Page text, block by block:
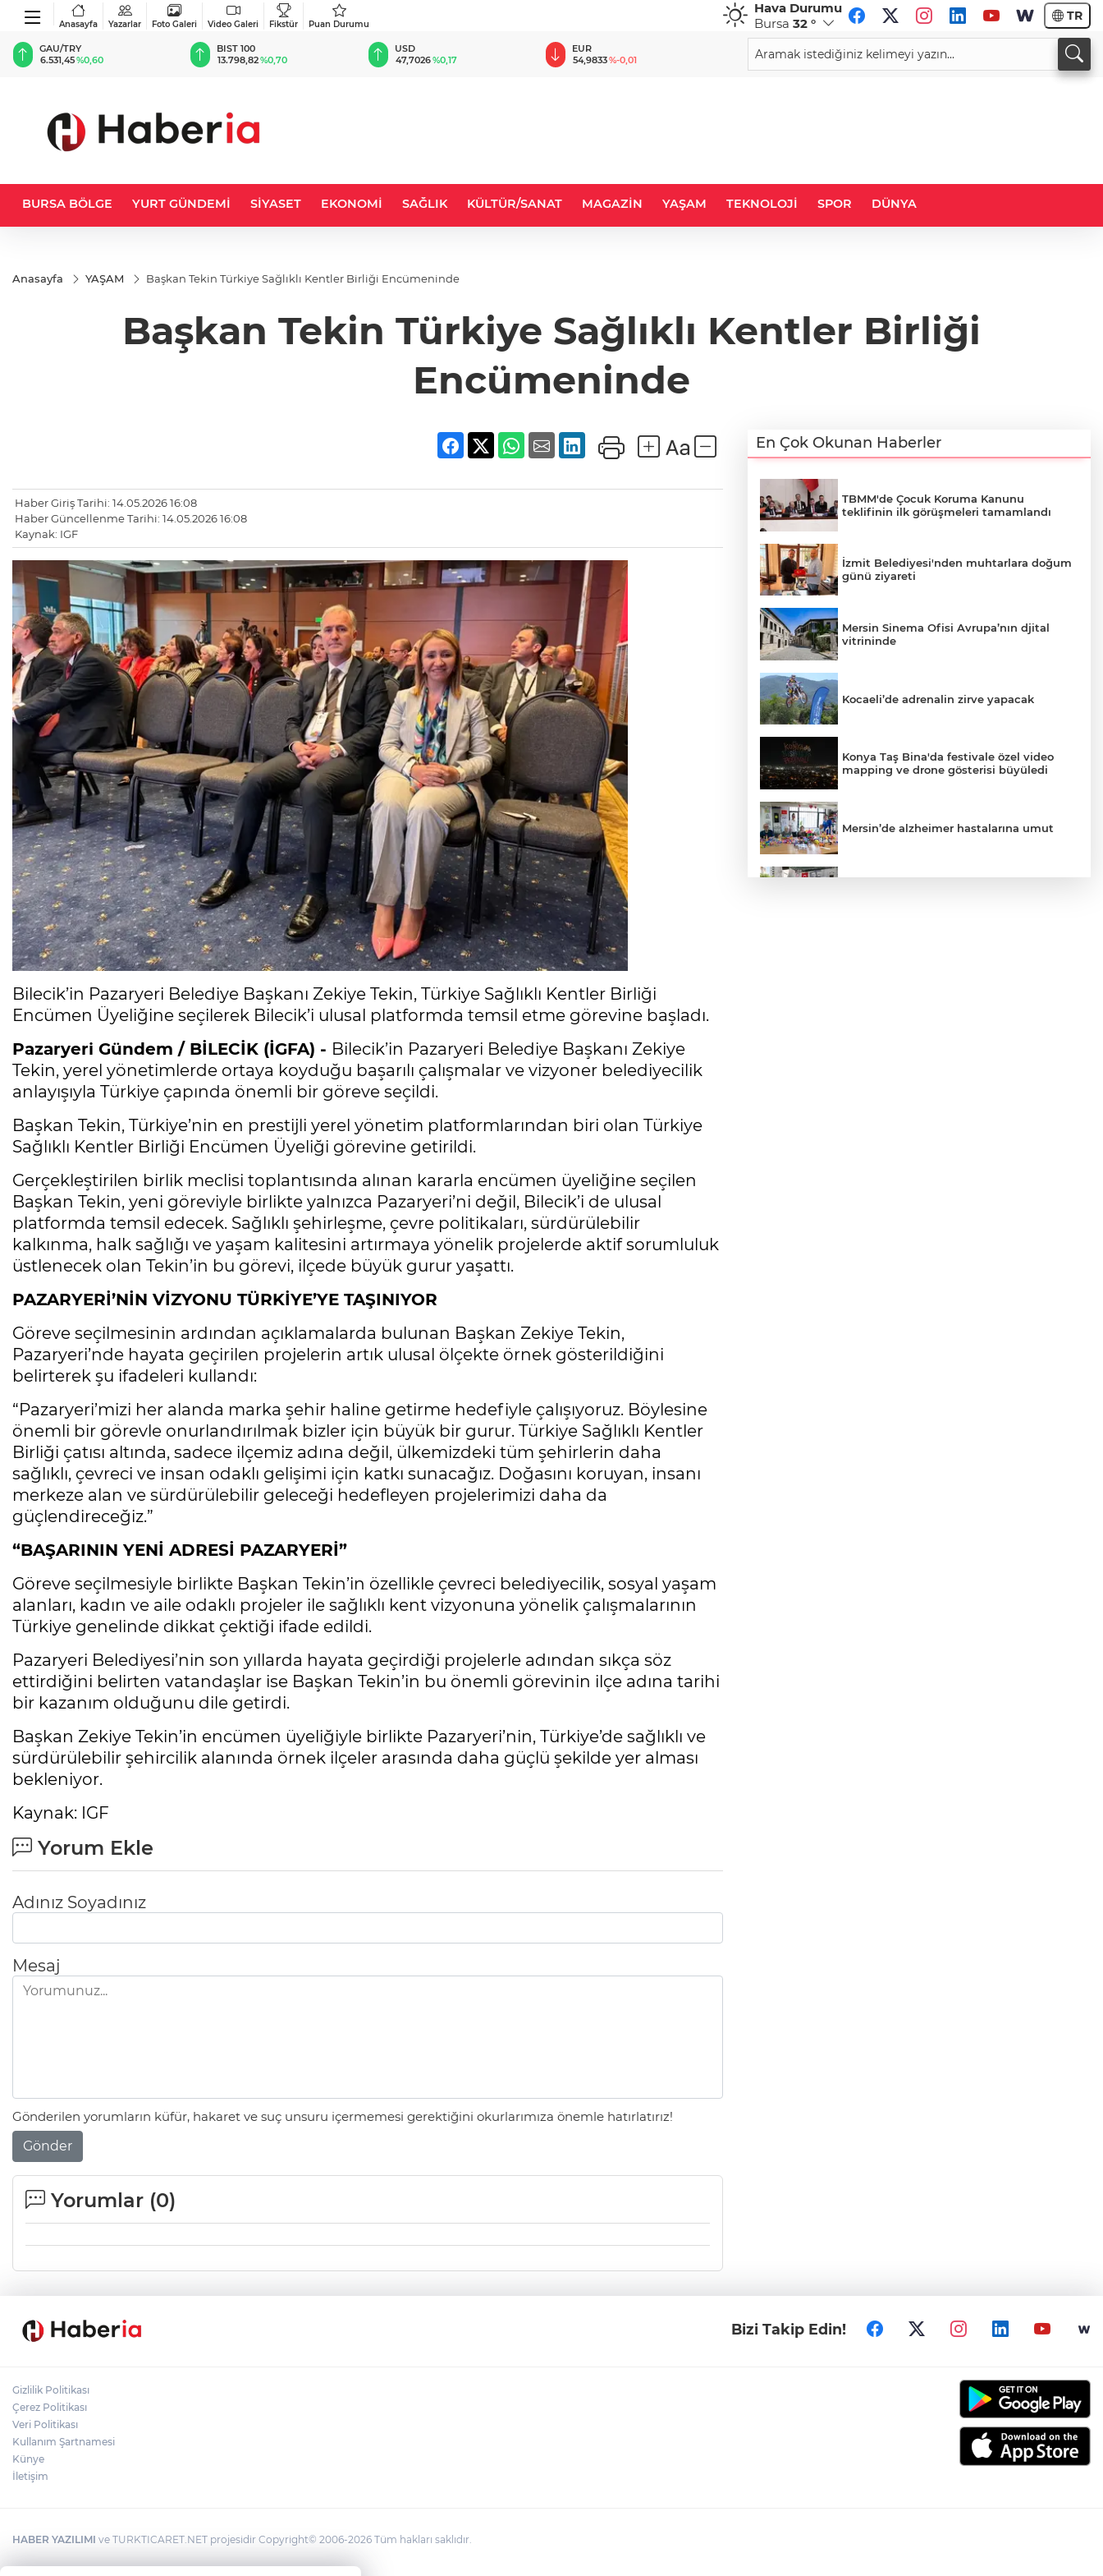
Anasayfa Yazarlar Foto Galeri Video Galeri Fikstür Puan Durumu
Hava Durumu
Bursa 32 ° TR
BIST 100
13.798,82%0,70
USD
47,7026%0,17
EUR
54,9833 %-0,01
GBP
64,1998%0,09
CHF
58,7037%0,23
34,0320
BURSA BÖLGE YURT GÜNDEMİ SİYASET EKONOMİ SAĞLIK KÜLTÜR/SANAT MAGAZİN YAŞAM TEKNOLOJİ SPOR DÜNYA
Anasayfa YAŞAM Başkan Tekin Türkiye Sağlıklı Kentler Birliği Encümeninde
Başkan Tekin Türkiye Sağlıklı Kentler Birliği
Encümeninde
Haber Giriş Tarihi: 14.05.2026 16:08
Haber Güncellenme Tarihi: 14.05.2026 16:08
Kaynak: IGF
Bilecik’in Pazaryeri Belediye Başkanı Zekiye Tekin, Türkiye Sağlıklı Kentler Birliği
Encümen Üyeliğine seçilerek Bilecik’i ulusal platformda temsil etme görevine başladı.
Pazaryeri Gündem / BİLECİK (İGFA) - Bilecik’in Pazaryeri Belediye Başkanı Zekiye
Tekin, yerel yönetimlerde ortaya koyduğu başarılı çalışmalar ve vizyoner belediyecilik
anlayışıyla Türkiye çapında önemli bir göreve seçildi.
Başkan Tekin, Türkiye’nin en prestijli yerel yönetim platformlarından biri olan Türkiye
Sağlıklı Kentler Birliği Encümen Üyeliği görevine getirildi.
Gerçekleştirilen birlik meclisi toplantısında alınan kararla encümen üyeliğine seçilen
Başkan Tekin, yeni göreviyle birlikte yalnızca Pazaryeri’ni değil, Bilecik’i de ulusal
platformda temsil edecek. Sağlıklı şehirleşme, çevre politikaları, sürdürülebilir
kalkınma, halk sağlığı ve yaşam kalitesini artırmaya yönelik projelerde aktif sorumluluk
üstlenecek olan Tekin’in bu görevi, ilçede büyük gurur yaşattı.
PAZARYERİ’NİN VİZYONU TÜRKİYE’YE TAŞINIYOR
Göreve seçilmesinin ardından açıklamalarda bulunan Başkan Zekiye Tekin,
Pazaryeri’nde hayata geçirilen projelerin artık ulusal ölçekte örnek gösterildiğini
belirterek şu ifadeleri kullandı:
“Pazaryeri’mizi her alanda marka şehir haline getirme hedefiyle çalışıyoruz. Böylesine
önemli bir görevle onurlandırılmak bizler için büyük bir gurur. Türkiye Sağlıklı Kentler
Birliği çatısı altında, sadece ilçemiz adına değil, ülkemizdeki tüm şehirlerin daha
sağlıklı, çevreci ve insan odaklı gelişimi için katkı sunacağız. Doğasını koruyan, insanı
merkeze alan ve sürdürülebilir geleceği hedefleyen projelerimizi daha da
güçlendireceğiz.”
“BAŞARININ YENİ ADRESİ PAZARYERİ”
Göreve seçilmesiyle birlikte Başkan Tekin’in özellikle çevreci belediyecilik, sosyal yaşam
alanları, kadın ve aile odaklı projeler ile sağlıklı kent vizyonuna yönelik çalışmalarının
Türkiye genelinde dikkat çektiği ifade edildi.
Pazaryeri Belediyesi’nin son yıllarda hayata geçirdiği projelerle adından sıkça söz
ettirdiğini belirten vatandaşlar ise Başkan Tekin’in bu önemli görevinin ilçe adına tarihi
bir kazanım olduğunu dile getirdi.
Başkan Zekiye Tekin’in encümen üyeliğiyle birlikte Pazaryeri’nin, Türkiye’de sağlıklı ve
sürdürülebilir şehircilik alanında örnek ilçeler arasında daha güçlü şekilde yer alması
bekleniyor.
Kaynak: IGF
Yorum Ekle
Adınız Soyadınız
Mesaj
Gönderilen yorumların küfür, hakaret ve suç unsuru içermemesi gerektiğini okurlarımıza önemle hatırlatırız!
Gönder
Yorumlar (0)
En Çok Okunan Haberler
TBMM'de Çocuk Koruma Kanunu
teklifinin ilk görüşmeleri tamamlandı
İzmit Belediyesi'nden muhtarlara doğum
günü ziyareti
Mersin Sinema Ofisi Avrupa’nın djital
vitrininde
Kocaeli’de adrenalin zirve yapacak
Konya Taş Bina'da festivale özel video
mapping ve drone gösterisi büyüledi
Mersin’de alzheimer hastalarına umut
Bizi Takip Edin!
Gizlilik Politikası
Çerez Politikası
Veri Politikası
Kullanım Şartnamesi
Künye
İletişim
HABER YAZILIMI ve TURKTICARET.NET projesidir Copyright© 2006-2026 Tüm hakları saklıdır.